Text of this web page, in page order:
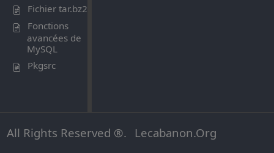
Fichier tar.bz2
Fonctions
avancées de
MySQL
Pkgsrc
All Rights Reserved ®. Lecabanon.Org